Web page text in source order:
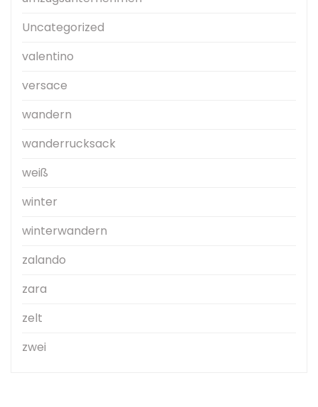
Uncategorized
valentino
versace
wandern
wanderrucksack
weiß
winter
winterwandern
zalando
zara
zelt
zwei